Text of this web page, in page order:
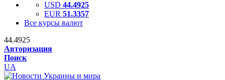
USD 44.4925
EUR 51.3357
Все курсы валют
44.4925
Авторизация
Поиск
UA